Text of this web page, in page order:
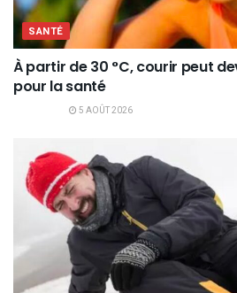
SANTÉ
À partir de 30 °C, courir peut
pour la santé
5 AOÛT 2026